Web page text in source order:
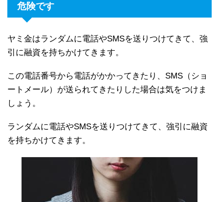
危険です
ヤミ金はランダムに電話やSMSを送りつけてきて、強
引に融資を持ちかけてきます。
この電話番号から電話がかかってきたり、SMS（ショ
ートメール）が送られてきたりした場合は気をつけま
しょう。
ランダムに電話やSMSを送りつけてきて、強引に融資
を持ちかけてきます。